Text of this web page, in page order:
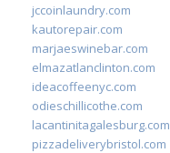
jccoinlaundry.com
kautorepair.com
marjaeswinebar.com
elmazatlanclinton.com
ideacoffeenyc.com
odieschillicothe.com
lacantinitagalesburg.com
pizzadeliverybristol.com